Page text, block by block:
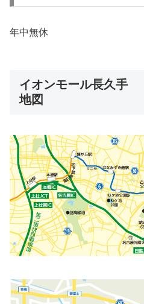
年中無休
イオンモール長久手
地図